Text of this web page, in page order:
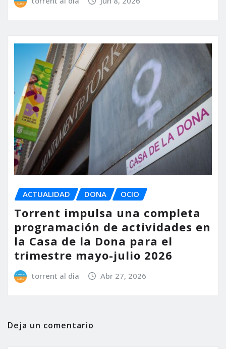
ACTUALIDAD DONA OCIO
Torrent impulsa una completa
programación de actividades en
la Casa de la Dona para el
trimestre mayo-julio 2026
torrent al dia Abr 27, 2026
Deja un comentario